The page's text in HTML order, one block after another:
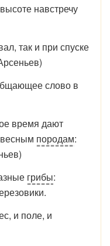
навстречу
так и при спуске
слово в
время дают
породам:
грибы:
и поле, и